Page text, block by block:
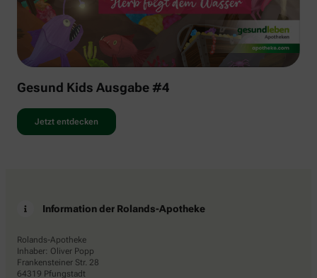
Gesund Kids Ausgabe #4
Jetzt entdecken
Information der Rolands-Apotheke
Rolands-Apotheke
Inhaber: Oliver Popp
Frankensteiner Str. 28
64319 Pfungstadt